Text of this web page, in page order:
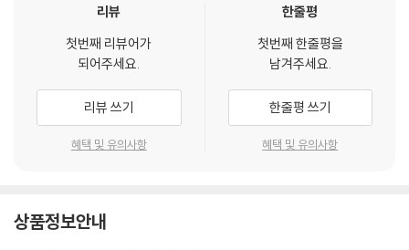
리뷰
첫번째 리뷰어가
되어주세요.
리뷰 쓰기
혜택 및 유의사항
한줄평
첫번째 한줄평을
남겨주세요.
한줄평 쓰기
혜택 및 유의사항
상품정보안내